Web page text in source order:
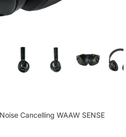
Cancelling WAAW SENSE